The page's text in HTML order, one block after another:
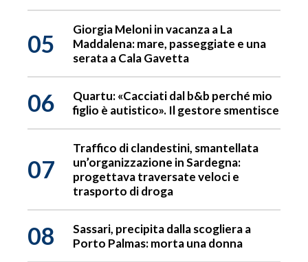
05
Giorgia Meloni in vacanza a La
Maddalena: mare, passeggiate e una
serata a Cala Gavetta
06
Quartu: «Cacciati dal b&b perché mio
figlio è autistico». Il gestore smentisce
07
Traffico di clandestini, smantellata
un’organizzazione in Sardegna:
progettava traversate veloci e
trasporto di droga
08
Sassari, precipita dalla scogliera a
Porto Palmas: morta una donna